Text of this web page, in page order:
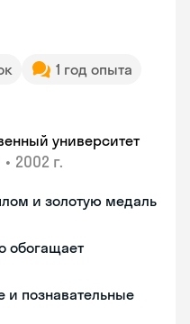
1 год опыта
университет
• 2002 г.
и золотую медаль
обогащает
и познавательные